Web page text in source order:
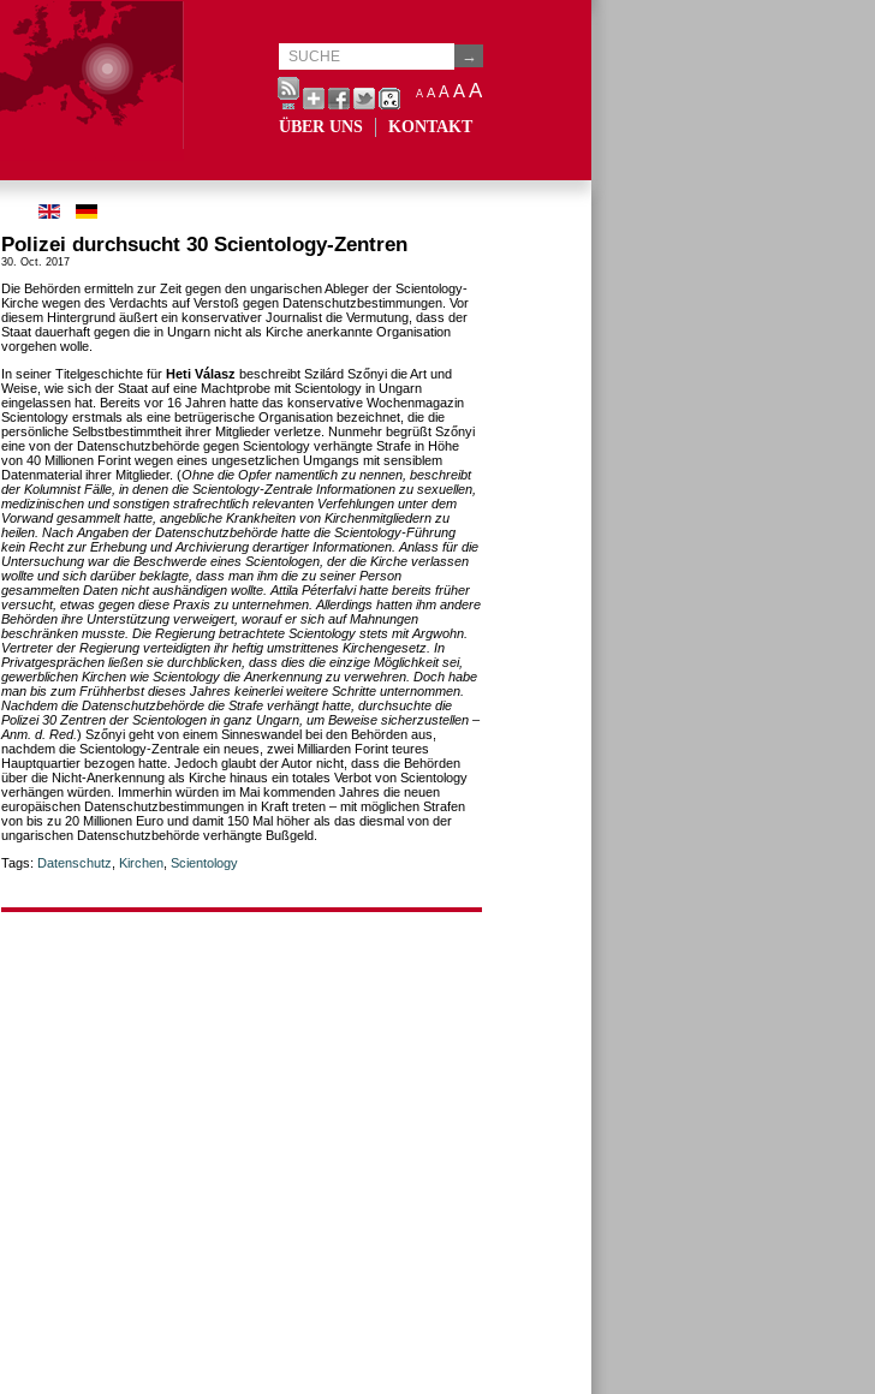
A A A AA
ÜBER UNS KONTAKT
Polizei durchsucht 30 Scientology-Zentren
30. Oct. 2017
Die Behörden ermitteln zur Zeit gegen den ungarischen Ableger der Scientology-
Kirche wegen des Verdachts auf Verstoß gegen Datenschutzbestimmungen. Vor
diesem Hintergrund äußert ein konservativer Journalist die Vermutung, dass der
Staat dauerhaft gegen die in Ungarn nicht als Kirche anerkannte Organisation
vorgehen wolle.
In seiner Titelgeschichte für Heti Válasz beschreibt Szilárd Szőnyi die Art und
Weise, wie sich der Staat auf eine Machtprobe mit Scientology in Ungarn
eingelassen hat. Bereits vor 16 Jahren hatte das konservative Wochenmagazin
Scientology erstmals als eine betrügerische Organisation bezeichnet, die die
persönliche Selbstbestimmtheit ihrer Mitglieder verletze. Nunmehr begrüßt Szőnyi
eine von der Datenschutzbehörde gegen Scientology verhängte Strafe in Höhe
von 40 Millionen Forint wegen eines ungesetzlichen Umgangs mit sensiblem
Datenmaterial ihrer Mitglieder. (Ohne die Opfer namentlich zu nennen, beschreibt
der Kolumnist Fälle, in denen die Scientology-Zentrale Informationen zu sexuellen,
medizinischen und sonstigen strafrechtlich relevanten Verfehlungen unter dem
Vorwand gesammelt hatte, angebliche Krankheiten von Kirchenmitgliedern zu
heilen. Nach Angaben der Datenschutzbehörde hatte die Scientology-Führung
kein Recht zur Erhebung und Archivierung derartiger Informationen. Anlass für die
Untersuchung war die Beschwerde eines Scientologen, der die Kirche verlassen
wollte und sich darüber beklagte, dass man ihm die zu seiner Person
gesammelten Daten nicht aushändigen wollte. Attila Péterfalvi hatte bereits früher
versucht, etwas gegen diese Praxis zu unternehmen. Allerdings hatten ihm andere
Behörden ihre Unterstützung verweigert, worauf er sich auf Mahnungen
beschränken musste. Die Regierung betrachtete Scientology stets mit Argwohn.
Vertreter der Regierung verteidigten ihr heftig umstrittenes Kirchengesetz. In
Privatgesprächen ließen sie durchblicken, dass dies die einzige Möglichkeit sei,
gewerblichen Kirchen wie Scientology die Anerkennung zu verwehren. Doch habe
man bis zum Frühherbst dieses Jahres keinerlei weitere Schritte unternommen.
Nachdem die Datenschutzbehörde die Strafe verhängt hatte, durchsuchte die
Polizei 30 Zentren der Scientologen in ganz Ungarn, um Beweise sicherzustellen –
Anm. d. Red.) Szőnyi geht von einem Sinneswandel bei den Behörden aus,
nachdem die Scientology-Zentrale ein neues, zwei Milliarden Forint teures
Hauptquartier bezogen hatte. Jedoch glaubt der Autor nicht, dass die Behörden
über die Nicht-Anerkennung als Kirche hinaus ein totales Verbot von Scientology
verhängen würden. Immerhin würden im Mai kommenden Jahres die neuen
europäischen Datenschutzbestimmungen in Kraft treten – mit möglichen Strafen
von bis zu 20 Millionen Euro und damit 150 Mal höher als das diesmal von der
ungarischen Datenschutzbehörde verhängte Bußgeld.
Tags: Datenschutz Kirchen Scientology